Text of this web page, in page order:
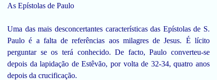
As Epístolas de Paulo
Uma das mais desconcertantes características das Epístolas de S.
Paulo é a falta de referências aos milagres de Jesus. É lícito
perguntar se os terá conhecido. De facto, Paulo converteu-se
depois da lapidação de Estêvão, por volta de 32-34, quatro anos
depois da crucificação.